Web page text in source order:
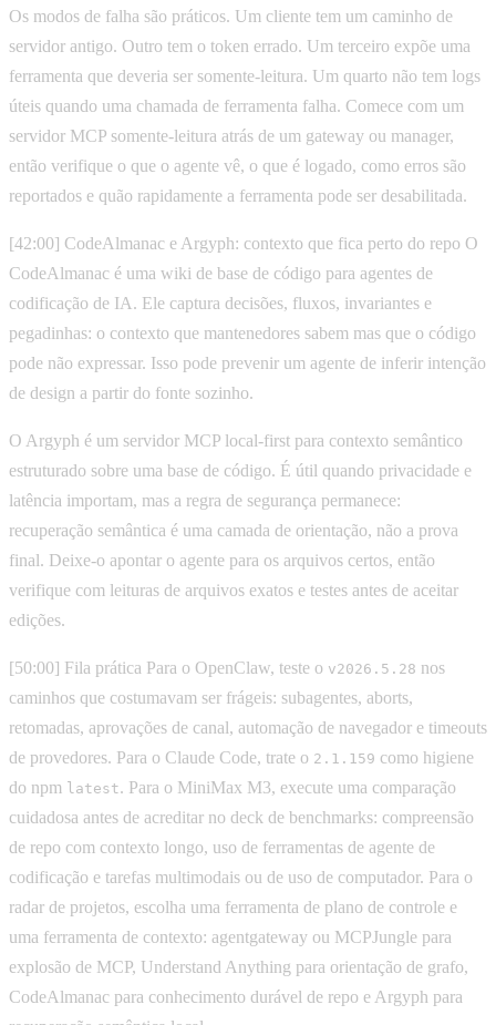
Os modos de falha são práticos. Um cliente tem um caminho de
servidor antigo. Outro tem o token errado. Um terceiro expõe uma
ferramenta que deveria ser somente-leitura. Um quarto não tem logs
úteis quando uma chamada de ferramenta falha. Comece com um
servidor MCP somente-leitura atrás de um gateway ou manager,
então verifique o que o agente vê, o que é logado, como erros são
reportados e quão rapidamente a ferramenta pode ser desabilitada.
[42:00] CodeAlmanac e Argyph: contexto que fica perto do repo O
CodeAlmanac é uma wiki de base de código para agentes de
codificação de IA. Ele captura decisões, fluxos, invariantes e
pegadinhas: o contexto que mantenedores sabem mas que o código
pode não expressar. Isso pode prevenir um agente de inferir intenção
de design a partir do fonte sozinho.
O Argyph é um servidor MCP local-first para contexto semântico
estruturado sobre uma base de código. É útil quando privacidade e
latência importam, mas a regra de segurança permanece:
recuperação semântica é uma camada de orientação, não a prova
final. Deixe-o apontar o agente para os arquivos certos, então
verifique com leituras de arquivos exatos e testes antes de aceitar
edições.
[50:00] Fila prática Para o OpenClaw, teste o v2026.5.28 nos
caminhos que costumavam ser frágeis: subagentes, aborts,
retomadas, aprovações de canal, automação de navegador e timeouts
de provedores. Para o Claude Code, trate o 2.1.159 como higiene
do npm
latest. Para o MiniMax M3, execute uma comparação
cuidadosa antes de acreditar no deck de benchmarks: compreensão
de repo com contexto longo, uso de ferramentas de agente de
codificação e tarefas multimodais ou de uso de computador. Para o
radar de projetos, escolha uma ferramenta de plano de controle e
uma ferramenta de contexto: agentgateway ou MCPJungle para
explosão de MCP, Understand Anything para orientação de grafo,
CodeAlmanac para conhecimento durável de repo e Argyph para